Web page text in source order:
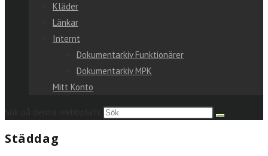
Kläder
Länkar
Internt
Dokumentarkiv Funktionärer
Dokumentarkiv MPK
Mitt Konto
Städdag